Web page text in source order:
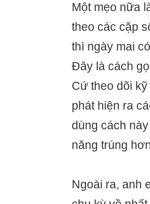
Một mẹo nữa
theo các cặp
thì ngày mai
Đây là cách
Cứ theo dõi
phát hiện ra
dùng cách
năng trúng
Ngoài ra, anh